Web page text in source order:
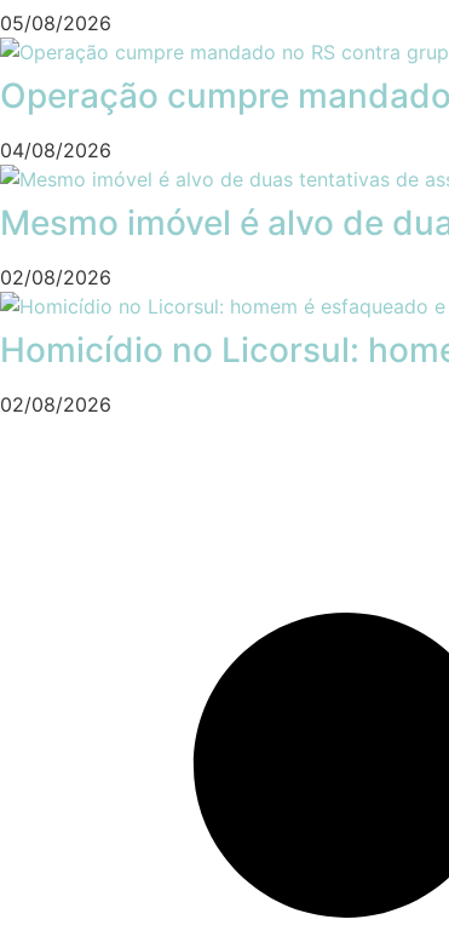
05/08/2026
Operação cumpre
04/08/2026
Mesmo imóvel é alvo de
02/08/2026
Homicídio no Licorsul:
02/08/2026